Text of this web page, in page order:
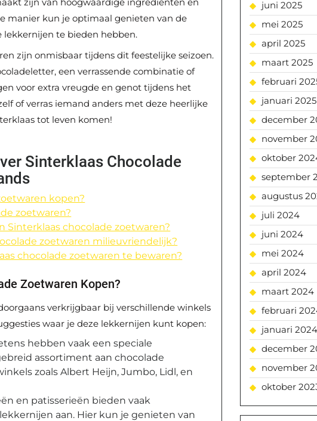
manier kun je optimaal genieten van de
lekkernijen te bieden hebben.
zijn onmisbaar tijdens dit feestelijke seizoen.
een verrassende combinatie of
voor extra vreugde en genot tijdens het
of verras iemand anders met deze heerlijke
tot leven komen!
Sinterklaas Chocolade
kopen?
zoetwaren?
Sinterklaas chocolade zoetwaren?
zoetwaren milieuvriendelijk?
chocolade zoetwaren te bewaren?
Zoetwaren Kopen?
verkrijgbaar bij verschillende winkels
waar je deze lekkernijen kunt kopen:
hebben vaak een speciale
assortiment aan chocolade
zoals Albert Heijn, Jumbo, Lidl, en
en patisserieën bieden vaak
aan. Hier kun je genieten van
juni 2025
mei 2025
april 2025
maart 2025
februari
januari 2025
december
november
oktober
september
augustus
juli 2024
juni 2024
mei 2024
april 2024
maart 2024
februari
januari 2024
december
november
oktober